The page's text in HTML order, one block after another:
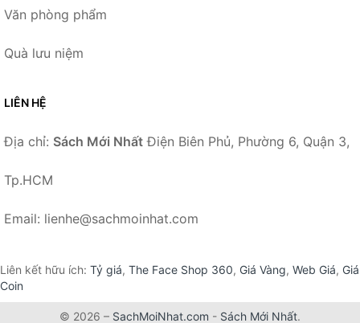
Văn phòng phẩm
Quà lưu niệm
LIÊN HỆ
Địa chỉ: Sách Mới Nhất Điện Biên Phủ, Phường 6, Quận 3,
Tp.HCM
Email: lienhe@sachmoinhat.com
Liên kết hữu ích: Tỷ giá, The Face Shop 360, Giá Vàng, Web Giá, Giá
Coin
© 2026 – SachMoiNhat.com - Sách Mới Nhất.